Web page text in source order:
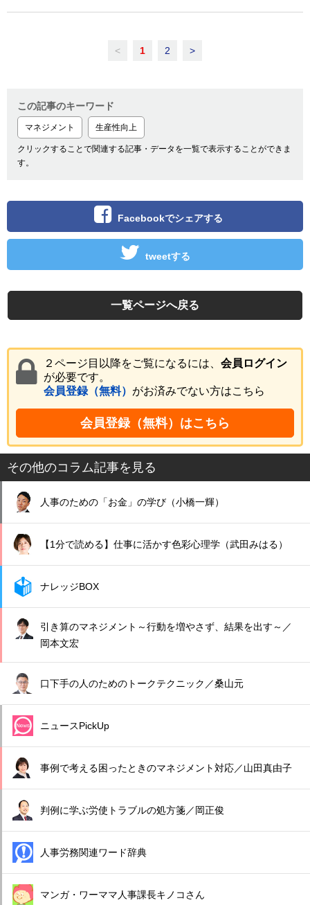
< 1 2 >
この記事のキーワード
マネジメント 生産性向上
クリックすることで関連する記事・データを一覧で表示することができま
す。
Facebookでシェアする
tweetする
一覧ページへ戻る
２ページ目以降をご覧になるには、 会員ログイン
が必要です。
会員登録（無料） がお済みでない方はこちら
会員登録（無料）はこちら
その他のコラム記事を見る
人事のための「お金」の学び（小橋一輝）
【1分で読める】仕事に活かす色彩心理学（武田みはる）
ナレッジBOX
引き算のマネジメント～行動を増やさず、結果を出す～／
岡本文宏
口下手の人のためのトークテクニック／桑山元
ニュースPickUp
事例で考える困ったときのマネジメント対応／山田真由子
判例に学ぶ労使トラブルの処方箋／岡正俊
人事労務関連ワード辞典
マンガ・ワーママ人事課長キノコさん